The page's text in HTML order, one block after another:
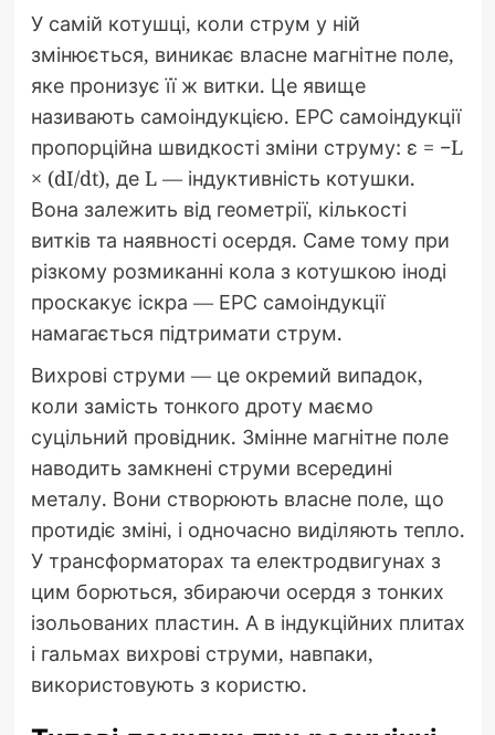
У самій котушці, коли струм у ній
змінюється, виникає власне магнітне поле,
яке пронизує її ж витки. Це явище
називають самоіндукцією. ЕРС самоіндукції
пропорційна швидкості зміни струму: ε = −L
× (dI/dt), де L — індуктивність котушки.
Вона залежить від геометрії, кількості
витків та наявності осердя. Саме тому при
різкому розмиканні кола з котушкою іноді
проскакує іскра — ЕРС самоіндукції
намагається підтримати струм.
Вихрові струми — це окремий випадок,
коли замість тонкого дроту маємо
суцільний провідник. Змінне магнітне поле
наводить замкнені струми всередині
металу. Вони створюють власне поле, що
протидіє зміні, і одночасно виділяють тепло.
У трансформаторах та електродвигунах з
цим борються, збираючи осердя з тонких
ізольованих пластин. А в індукційних плитах
і гальмах вихрові струми, навпаки,
використовують з користю.